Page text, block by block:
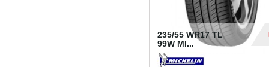
235/55 WR17 TL
99W MI...